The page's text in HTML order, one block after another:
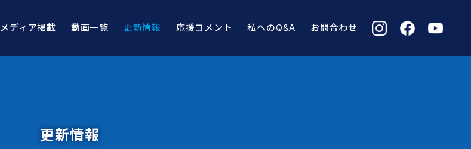
メディア掲載 動画一覧 更新情報 応援コメント 私へのQ&A お問合わせ
更新情報